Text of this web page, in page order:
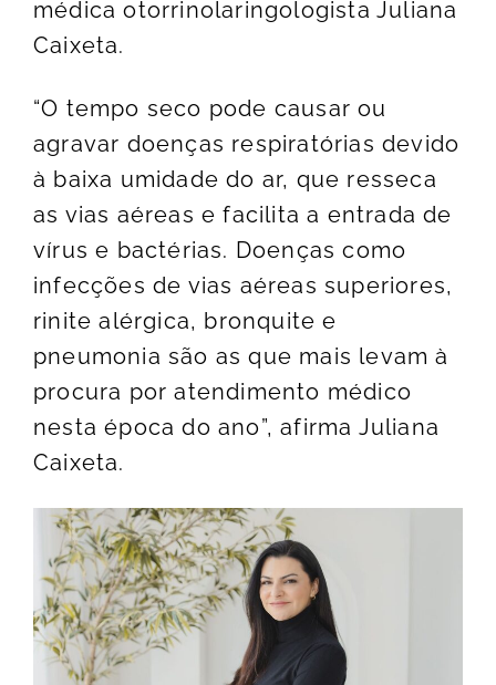
médica otorrinolaringologista Juliana
Caixeta.
“O tempo seco pode causar ou
agravar doenças respiratórias devido
à baixa umidade do ar, que resseca
as vias aéreas e facilita a entrada de
vírus e bactérias. Doenças como
infecções de vias aéreas superiores,
rinite alérgica, bronquite e
pneumonia são as que mais levam à
procura por atendimento médico
nesta época do ano”, afirma Juliana
Caixeta.